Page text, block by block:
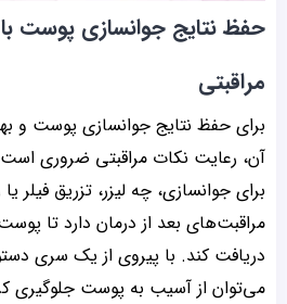
حفظ نتایج جوانسازی پوست
مراقبتی
برای حفظ نتایج جوانسازی پوست و
آن، رعایت نکات مراقبتی ضروری است.
برای جوانسازی، چه لیزر، تزریق فیلر
مراقبت‌های بعد از درمان دارد تا
دریافت کند. با پیروی از یک سری
می‌توان از آسیب به پوست جلوگیری